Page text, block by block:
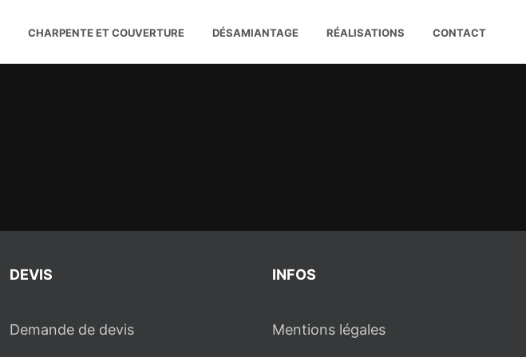
CHARPENTE ET COUVERTURE DÉSAMIANTAGE RÉALISATIONS CONTACT
DEVIS
Demande de devis
INFOS
Mentions légales